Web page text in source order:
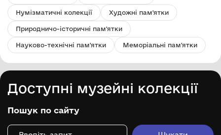
Нумізматичні колекції Художні пам'ятки
Природничо-історичні пам'ятки
Науково-технічні пам'ятки Меморіальні пам'ятки
Доступні музейні колекції
Пошук по сайту